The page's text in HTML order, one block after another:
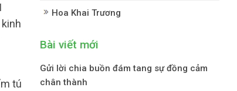
tú
Hoa Khai Trương
Bài viết mới
Gửi lời chia buồn đám tang sự đồng cảm
chân thành